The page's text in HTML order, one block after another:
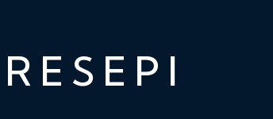
RESEPI